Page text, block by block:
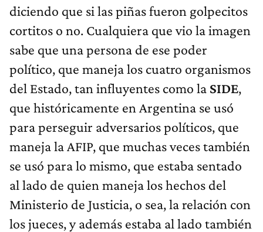
diciendo que si las piñas fueron golpecitos
cortitos o no. Cualquiera que vio la imagen
sabe que una persona de ese poder
político, que maneja los cuatro organismos
del Estado, tan influyentes como la SIDE,
que históricamente en Argentina se usó
para perseguir adversarios políticos, que
maneja la AFIP, que muchas veces también
se usó para lo mismo, que estaba sentado
al lado de quien maneja los hechos del
Ministerio de Justicia, o sea, la relación con
los jueces, y además estaba al lado también